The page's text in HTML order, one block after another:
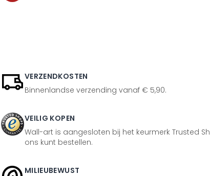
VERZENDKOSTEN
Binnenlandse verzending vanaf € 5,90.
VEILIG KOPEN
Wall-art is aangesloten bij het keurmerk Trusted
ons kunt bestellen.
MILIEUBEWUST